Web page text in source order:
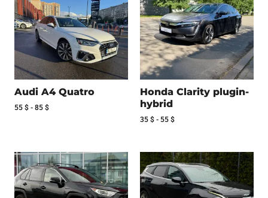
Audi A4 Quatro
55 $ - 85 $
Honda Clarity plugin-
hybrid
35 $ - 55 $